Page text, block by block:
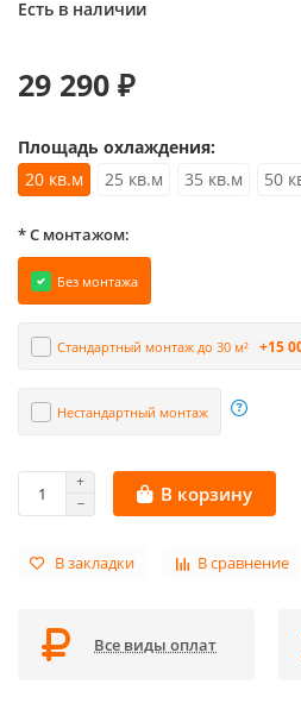
Есть в наличии
29 290 ₽
Площадь охлаждения:
20 кв.м
25 кв.м 35 кв.м 50
* С монтажом:
Без монтажа
Стандартный монтаж до 30 м² +15
Нестандартный монтаж
В корзину
В закладки В сравнение
Все виды оплат